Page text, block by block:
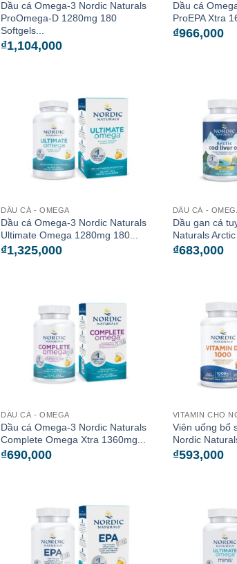
Dầu cá Omega-3 Nordic Naturals
ProOmega-D 1280mg 180
Softgels...
₫1,104,000
Dầu cá
ProEPA Xtra
₫966,000
DẦU CÁ - OMEGA
Dầu cá Omega-3 Nordic Naturals
Ultimate Omega 1280mg 180...
₫1,325,000
DẦU CÁ -
Dầu gan cá
Naturals Arctic
₫683,000
DẦU CÁ - OMEGA
Dầu cá Omega-3 Nordic Naturals
Complete Omega Xtra 1360mg...
₫690,000
VITAMIN CHO
Viên uống bổ
Nordic
₫593,000